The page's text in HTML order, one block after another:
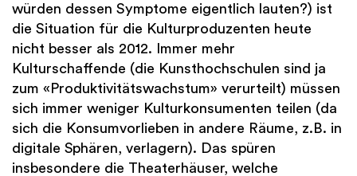
würden dessen Symptome eigentlich lauten?) ist
die Situation für die Kulturproduzenten heute
nicht besser als 2012. Immer mehr
Kulturschaffende (die Kunsthochschulen sind ja
zum «Produktivitätswachstum» verurteilt) müssen
sich immer weniger Kulturkonsumenten teilen (da
sich die Konsumvorlieben in andere Räume, z.B. in
digitale Sphären, verlagern). Das spüren
insbesondere die Theaterhäuser, welche